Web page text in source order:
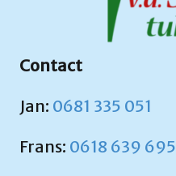
Contact
Jan: 0681 335 051
Frans: 0618 639 695